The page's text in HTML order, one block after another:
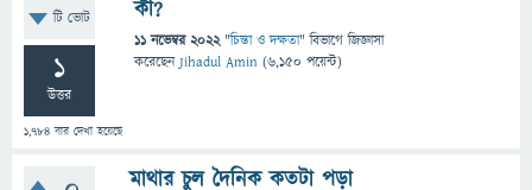
টি ভোট
1
উত্তর
1,784 বার দেখা হয়েছে
কী?
11 নভেম্বর 2022 "চিন্তা ও দক্ষতা" বিভাগে জিজ্ঞাসা
করেছেনJihadul Amin (6,150 পয়েন্ট)
মাথার চুল দৈনিক কতটা পড়া